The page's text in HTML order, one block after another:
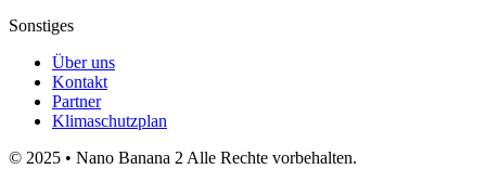
Sonstiges
Über uns
Kontakt
Partner
Klimaschutzplan
© 2025 • Nano Banana 2 Alle Rechte vorbehalten.